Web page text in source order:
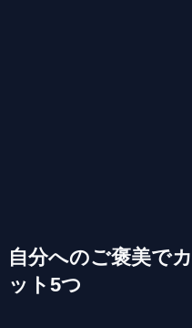
自分へのご褒美で
ット5つ